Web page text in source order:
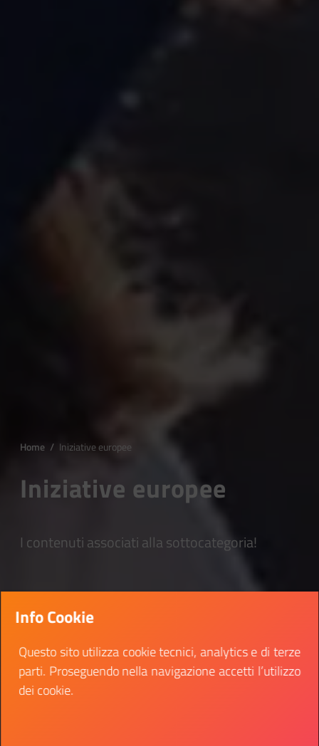
Home / Iniziative europee
Iniziative europee
I contenuti associati alla sottocategoria!
Info Cookie
Questo sito utilizza cookie tecnici, analytics e di terze
parti. Proseguendo nella navigazione accetti l’utilizzo
dei cookie.